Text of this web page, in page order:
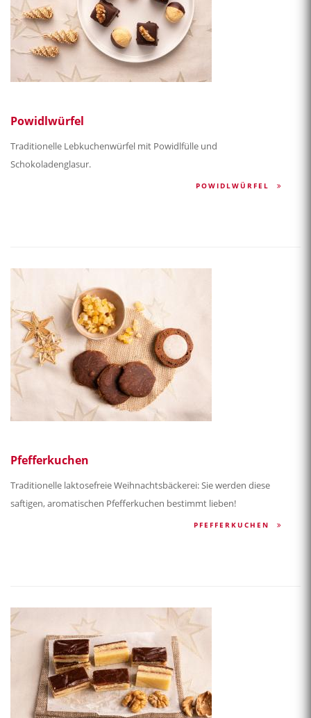
Powidlwürfel
Traditionelle Lebkuchenwürfel mit Powidlfülle und
Schokoladenglasur.
POWIDLWÜRFEL
Pfefferkuchen
Traditionelle laktosefreie Weihnachtsbäckerei: Sie werden diese
saftigen, aromatischen Pfefferkuchen bestimmt lieben!
PFEFFERKUCHEN